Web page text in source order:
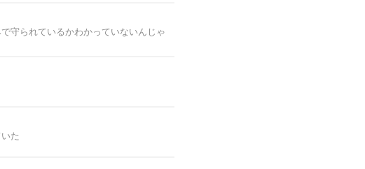
守られているかわかっていないんじゃ
た